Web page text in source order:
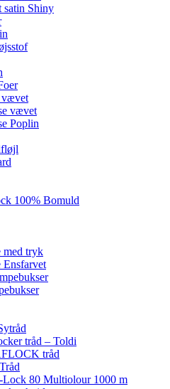
Shiny
vævet
vævet
Poplin
100% Bomuld
med tryk
Ensfarvet
tråd – Toldi
tråd
80 Multiolour 1000 m